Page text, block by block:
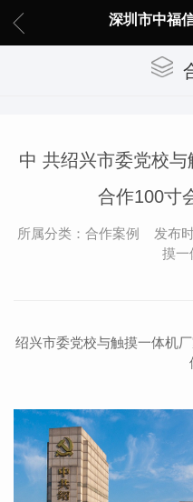
深圳市中福
中 共绍兴市委党校
合作100寸
所属分类：合作案例 发布
摸一
绍兴市委党校与触摸一体机